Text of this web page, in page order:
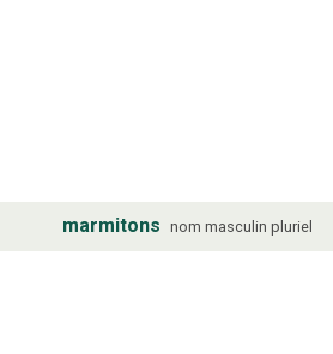
marmitons nom masculin pluriel